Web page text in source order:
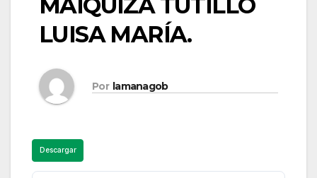
MAIQUIZA TUTILLO
LUISA MARÍA.
Por lamanagob
Descargar